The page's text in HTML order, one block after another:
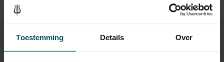
Toestemming Details Over
het
Tweede
pianoconcertvan Rachmaninoff. Chef-dirigent Lorenzo
Viotti dirigeert het overweldigende
van Verdi.